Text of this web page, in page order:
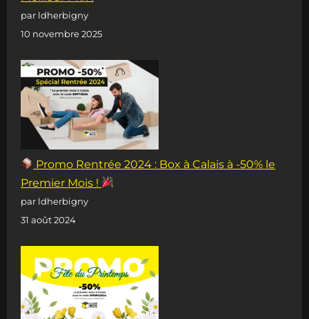
par ldherbigny
10 novembre 2025
Promo Rentrée 2024 : Box à Calais à -50% le
Premier Mois !
par ldherbigny
31 août 2024